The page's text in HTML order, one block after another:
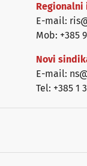
E-mail:
Mob: +385
Novi
E-mail:
Tel: +385 1